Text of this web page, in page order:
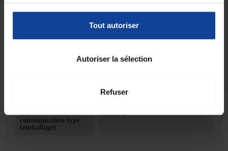
Tout autoriser
Autoriser la sélection
Refuser
Indique la quantité de
contenu dans le
quantité de volume)
Unité de
consommation type
(emballage)
Unité(s)